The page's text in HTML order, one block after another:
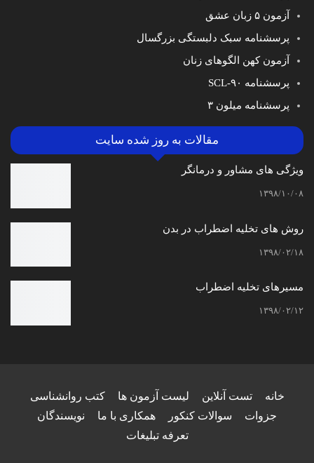
آزمون ۵ زبان عشق
پرسشنامه سبک دلبستگی بزرگسال
آزمون کهن الگوهای زنان
پرسشنامه SCL-۹۰
پرسشنامه میلون ۳
مقالات به روز شده سایت
ویژگی های مشاور و درمانگر
۱۳۹۸/۱۰/۰۸
روش های تخلیه اضطراب در بدن
۱۳۹۸/۰۲/۱۸
مسیرهای تخلیه اضطراب
۱۳۹۸/۰۲/۱۲
خانه تست آنلاین لیست آزمون ها
کتب روانشناسی
جزوات
سوالات کنکور همکاری با ما
نویسندگان
تعرفه تبلیغات